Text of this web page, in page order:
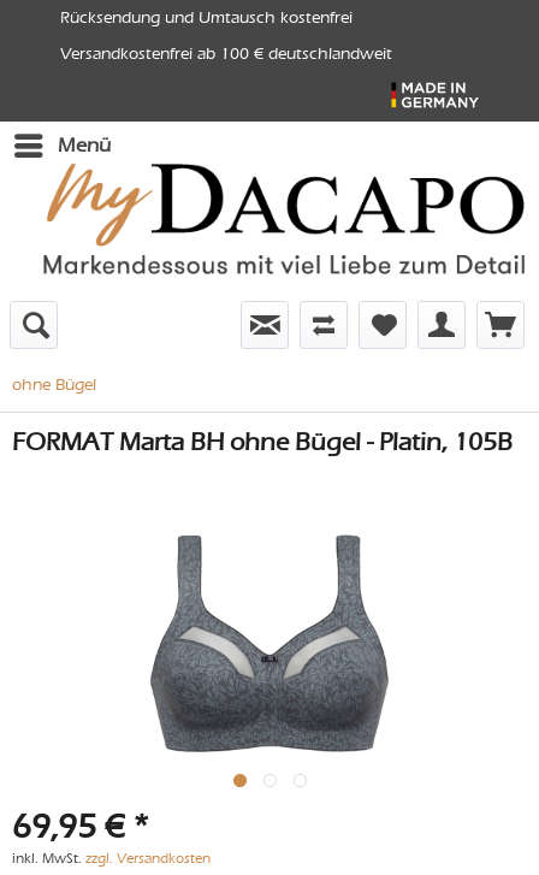
Rücksendung und Umtausch kostenfrei
Versandkostenfrei ab 100 € deutschlandweit
Menü
ohne Bügel
FORMAT Marta BH ohne Bügel - Platin, 105B
69,95 € *
inkl. MwSt. zzgl. Versandkosten